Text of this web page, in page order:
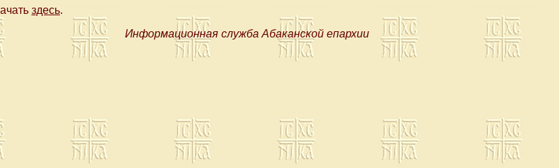
здесь.
Информационная служба Абаканской епархии